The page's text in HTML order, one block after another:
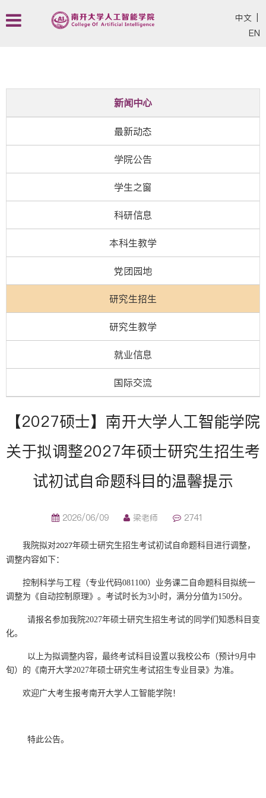
中文
EN
新闻中心
最新动态
学院公告
学生之窗
科研信息
本科生教学
党团园地
研究生招生
研究生教学
就业信息
国际交流
【2027硕士】南开大学人工智能学院
关于拟调整2027年硕士研究生招生考
试初试自命题科目的温馨提示
2026/06/09 梁老师 2741
我院拟对2027年硕士研究生招生考试初试自命题科目进行调整，
调整内容如下：
控制科学与工程（专业代码081100）业务课二自命题科目拟统一
调整为《自动控制原理》。考试时长为3小时，满分分值为150分。
请报名参加我院2027年硕士研究生招生考试的同学们知悉科目变
化。
以上为拟调整内容，最终考试科目设置以我校公布（预计9月中
旬）的《南开大学2027年硕士研究生考试招生专业目录》为准。
欢迎广大考生报考南开大学人工智能学院！
特此公告。